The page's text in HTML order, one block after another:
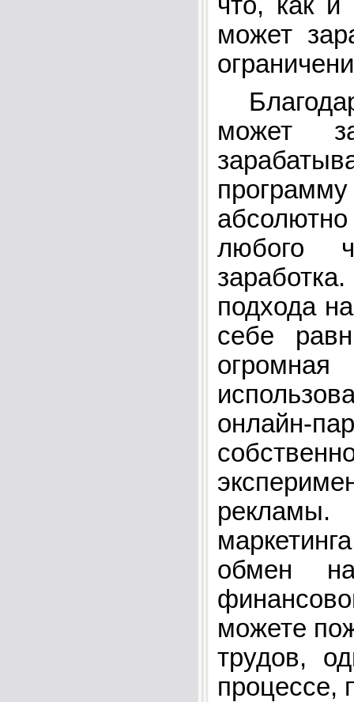
может
может
любого
подхода
себе
онлайн-
обмен
можете
трудов,
процессе,